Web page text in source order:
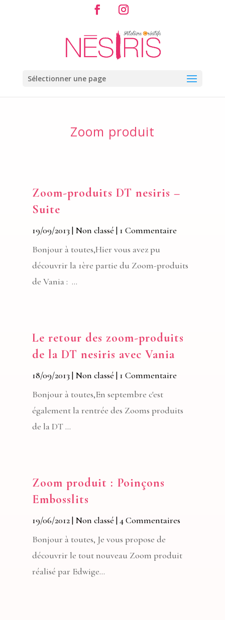
Sélectionner une page
Zoom produit
Zoom-produits DT nesiris –
Suite
19/09/2013 | Non classé | 1 Commentaire
Bonjour à toutes,Hier vous avez pu
découvrir la 1ère partie du Zoom-produits
de Vania : ...
Le retour des zoom-produits
de la DT nesiris avec Vania
18/09/2013 | Non classé | 1 Commentaire
Bonjour à toutes,En septembre c'est
également la rentrée des Zooms produits
de la DT ...
Zoom produit : Poinçons
Embosslits
19/06/2012| Non classé | 4 Commentaires
Bonjour à toutes, Je vous propose de
découvrir le tout nouveau Zoom produit
réalisé par Edwige...